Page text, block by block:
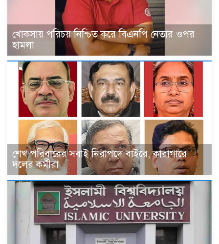
খোকসায় পরিচয় নিশ্চিত করে বিএনপি নেতার ওপর
হামলা
শেখ পরিবারের সবাই নিরাপদে বাইরে, কারাগারে
দলের কর্মীরা